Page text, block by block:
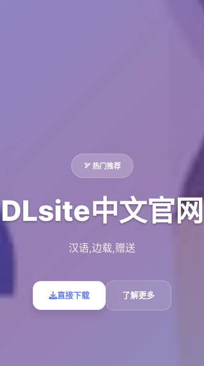
🏹 热门推荐
DLsite中文官网
汉语,边载,赠送
直接下载 了解更多